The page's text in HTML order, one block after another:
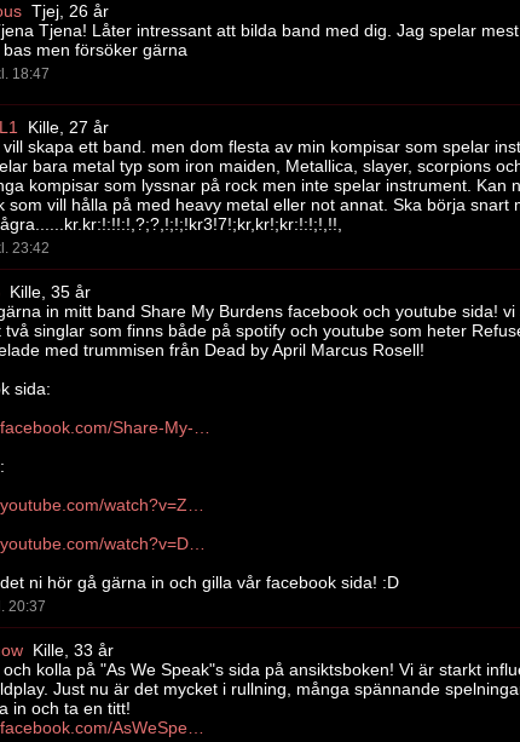
Tjej, 26 år
Tjena! Låter intressant att bilda band med dig. Jag spelar
men försöker gärna
18:47
Kille, 27 år
skapa ett band. men dom flesta av min kompisar som spelar
bara metal typ som iron maiden, Metallica, slayer, scorpions
kompisar som lyssnar på rock men inte spelar instrument. Kan
som vill hålla på med heavy metal eller not annat. Ska börja snart
23:42
Kille, 35 år
in mitt band Share My Burdens facebook och youtube sida!
två singlar som finns både på spotify och youtube som heter
med trummisen från Dead by April Marcus Rosell!
sida:
ni hör gå gärna in och gilla vår facebook sida! :D
20:37
Kille, 33 år
kolla på "As We Speak"s sida på ansiktsboken! Vi är starkt
Just nu är det mycket i rullning, många spännande
in och ta en titt!